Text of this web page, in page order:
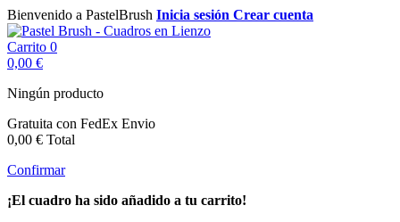
Bienvenido a PastelBrush Inicia sesión Crear cuenta
Carrito 0
0,00 €
Ningún producto
Gratuita con FedEx Envio
0,00 € Total
Confirmar
¡El cuadro ha sido añadido a tu carrito!